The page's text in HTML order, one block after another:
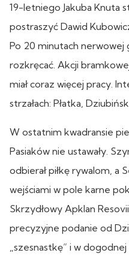
19-letniego Jakuba Knuta
postraszyć Dawid
Po 20 minutach nerwowej
rozkręcać. Akcji
miał coraz więcej pracy.
strzałach: Płatka,
W ostatnim kwadransie
Pasiaków nie ustawały.
odbierał piłkę rywalom, a
wejściami w pole karne
Skrzydłowy Apklan
precyzyjne podanie od
„szesnastkę” i w dogodnej